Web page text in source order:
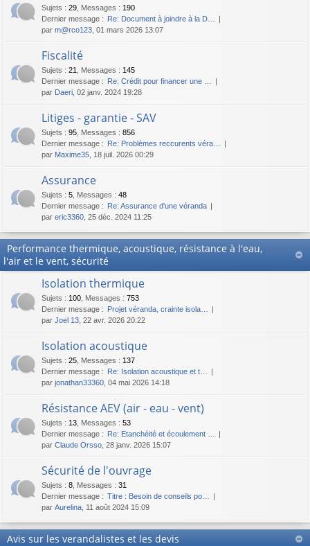
Sujets : 29 Messages : 190
Dernier message : Re: Document à joindre à la D…
par m@rco123 , 01 mars 2026 13:07
Fiscalité
Sujets : 21 Messages : 145
Dernier message : Re: Crédit pour financer une …
par Daeri , 02 janv. 2024 19:28
Litiges - garantie - SAV
Sujets : 95 Messages : 856
Dernier message : Re: Problèmes reccurents véra…
par Maxime35 , 18 juil. 2026 00:29
Assurance
Sujets : 5 Messages : 48
Dernier message : Re: Assurance d'une véranda
par eric3360 , 25 déc. 2024 11:25
Performance thermique, acoustique, résistance à l'eau,
l'air et le vent, sécurité
Isolation thermique
Sujets : 100 Messages : 753
Dernier message : Projet véranda, crainte isola…
par Joel 13 , 22 avr. 2026 20:22
Isolation acoustique
Sujets : 25 Messages : 137
Dernier message : Re: Isolation acoustique et t…
par jonathan33360 , 04 mai 2026 14:18
Résistance AEV (air - eau - vent)
Sujets : 13 Messages : 53
Dernier message : Re: Etanchéité et écoulement …
par Claude Orsso , 28 janv. 2026 15:07
Sécurité de l'ouvrage
Sujets : 8 Messages : 31
Dernier message : Titre : Besoin de conseils po…
par Aurelina , 11 août 2024 15:09
Avis sur les verandalistes et les devis